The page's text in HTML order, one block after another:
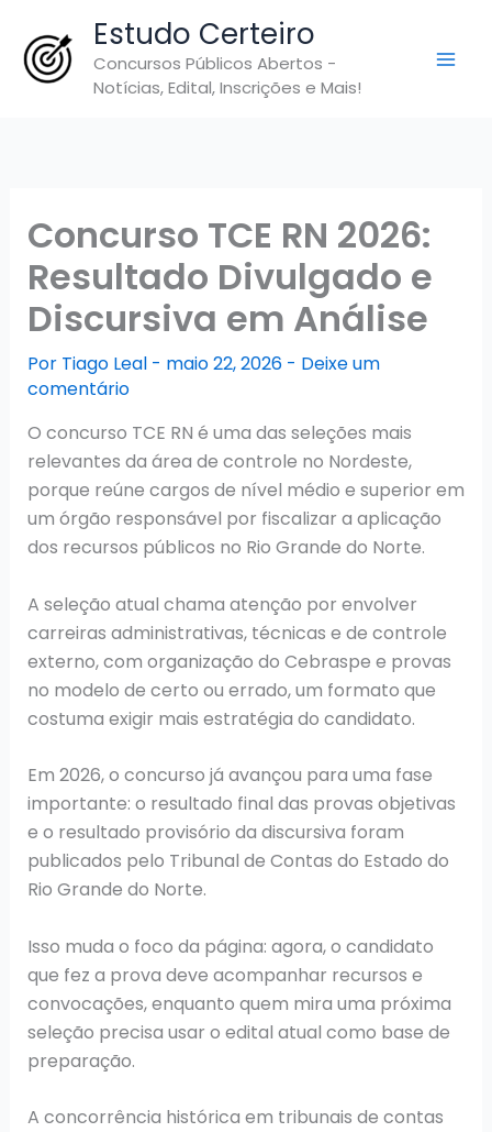
para
Estudo Certeiro
Concursos Públicos Abertos -
Notícias, Edital, Inscrições e Mais!
Concurso TCE RN 2026:
Resultado Divulgado e
Discursiva em Análise
Por Tiago Leal - maio 22, 2026 - Deixe um
comentário
O concurso TCE RN é uma das seleções mais
relevantes da área de controle no Nordeste,
porque reúne cargos de nível médio e superior em
um órgão responsável por fiscalizar a aplicação
dos recursos públicos no Rio Grande do Norte.
A seleção atual chama atenção por envolver
carreiras administrativas, técnicas e de controle
externo, com organização do Cebraspe e provas
no modelo de certo ou errado, um formato que
costuma exigir mais estratégia do candidato.
Em 2026, o concurso já avançou para uma fase
importante: o resultado final das provas objetivas
e o resultado provisório da discursiva foram
publicados pelo Tribunal de Contas do Estado do
Rio Grande do Norte.
Isso muda o foco da página: agora, o candidato
que fez a prova deve acompanhar recursos e
convocações, enquanto quem mira uma próxima
seleção precisa usar o edital atual como base de
preparação.
A concorrência histórica em tribunais de contas